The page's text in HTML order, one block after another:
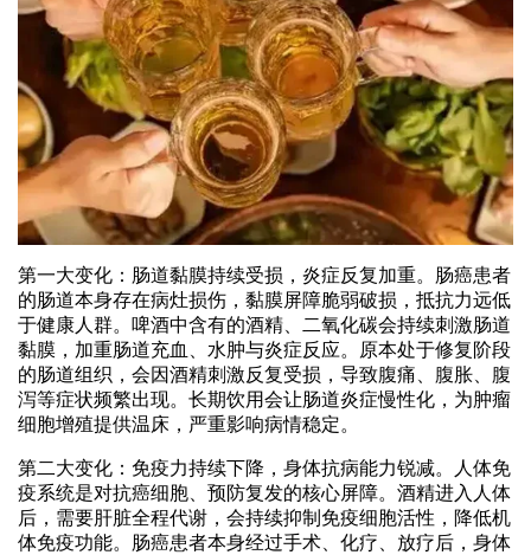
第一大变化：肠道黏膜持续受损，炎症反复加重。肠癌患者
的肠道本身存在病灶损伤，黏膜屏障脆弱破损，抵抗力远低
于健康人群。啤酒中含有的酒精、二氧化碳会持续刺激肠道
黏膜，加重肠道充血、水肿与炎症反应。原本处于修复阶段
的肠道组织，会因酒精刺激反复受损，导致腹痛、腹胀、腹
泻等症状频繁出现。长期饮用会让肠道炎症慢性化，为肿瘤
细胞增殖提供温床，严重影响病情稳定。
第二大变化：免疫力持续下降，身体抗病能力锐减。人体免
疫系统是对抗癌细胞、预防复发的核心屏障。酒精进入人体
后，需要肝脏全程代谢，会持续抑制免疫细胞活性，降低机
体免疫功能。肠癌患者本身经过手术、化疗、放疗后，身体